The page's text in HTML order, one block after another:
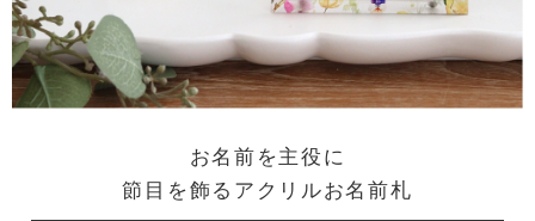
お名前を主役に
節目を飾るアクリルお名前札